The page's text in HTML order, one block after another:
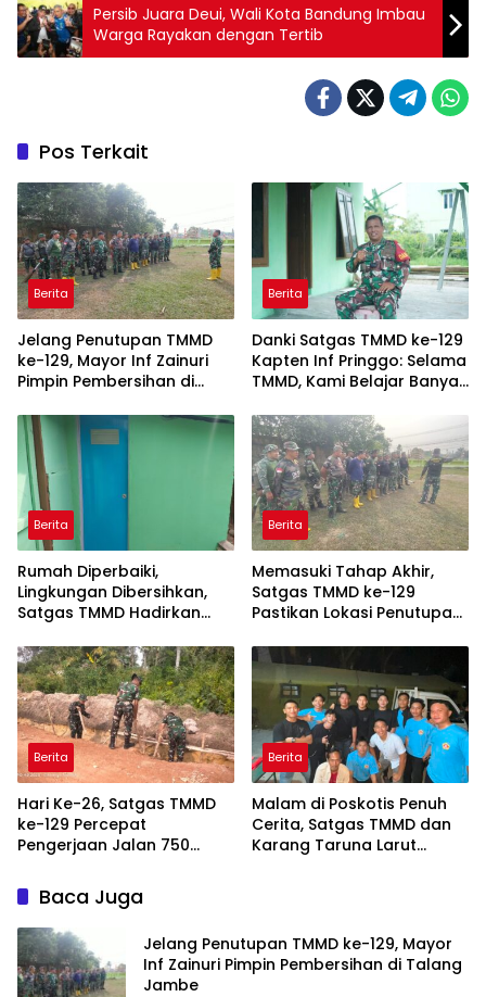
Persib Juara Deui, Wali Kota Bandung Imbau
Warga Rayakan dengan Tertib
Pos Terkait
Berita
Jelang Penutupan TMMD
ke-129, Mayor Inf Zainuri
Pimpin Pembersihan di
Berita
Danki Satgas TMMD ke-129
Kapten Inf Pringgo: Selama
TMMD, Kami Belajar Banyak
Berita
Rumah Diperbaiki,
Lingkungan Dibersihkan,
Satgas TMMD Hadirkan
Karyo
Berita
Memasuki Tahap Akhir,
Satgas TMMD ke-129
Pastikan Lokasi Penutupan
Berita
Hari Ke-26, Satgas TMMD
ke-129 Percepat
Pengerjaan Jalan 750
Berita
Malam di Poskotis Penuh
Cerita, Satgas TMMD dan
Karang Taruna Larut
Baca Juga
Jelang Penutupan TMMD ke-129, Mayor
Inf Zainuri Pimpin Pembersihan di Talang
Jambe